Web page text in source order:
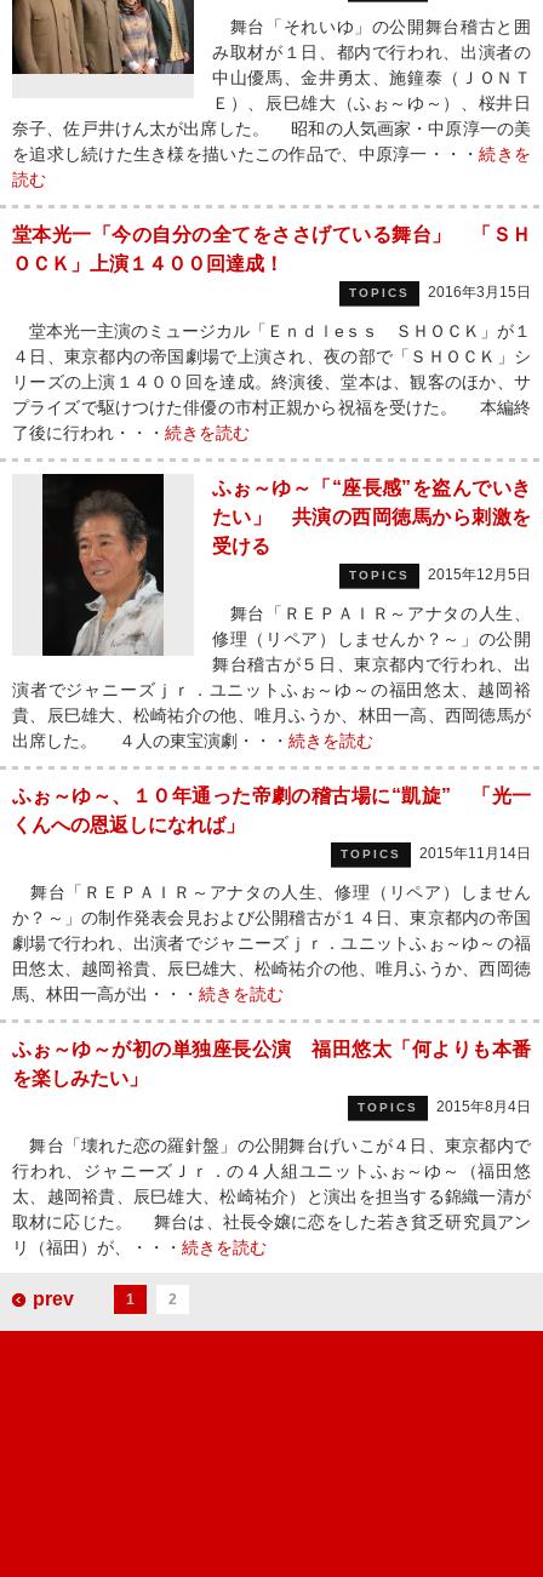
舞台「それいゆ」の公開舞台稽古と囲
み取材が１日、都内で行われ、出演者の
中山優馬、金井勇太、施鐘泰（ＪＯＮＴ
Ｅ）、辰巳雄大（ふぉ～ゆ～）、桜井日
奈子、佐戸井けん太が出席した。 昭和の人気画家・中原淳一の美
を追求し続けた生き様を描いたこの作品で、中原淳一・・・続きを
読む
堂本光一「今の自分の全てをささげている舞台」 「ＳＨ
ＯＣＫ」上演１４００回達成！
TOPICS 2016年3月15日
堂本光一主演のミュージカル「Ｅｎｄｌeｓｓ ＳＨＯＣＫ」が１
４日、東京都内の帝国劇場で上演され、夜の部で「ＳＨＯＣＫ」シ
リーズの上演１４００回を達成。終演後、堂本は、観客のほか、サ
プライズで駆けつけた俳優の市村正親から祝福を受けた。 本編終
了後に行われ・・・ 続きを読む
ふぉ～ゆ～「“座長感”を盗んでいき
たい」 共演の西岡徳馬から刺激を
受ける
TOPICS 2015年12月5日
舞台「ＲＥＰＡＩＲ～アナタの人生、
修理（リペア）しませんか？～」の公開
舞台稽古が５日、東京都内で行われ、出
演者でジャニーズｊｒ．ユニットふぉ～ゆ～の福田悠太、越岡裕
貴、辰巳雄大、松崎祐介の他、唯月ふうか、林田一高、西岡徳馬が
出席した。 ４人の東宝演劇・・・ 続きを読む
ふぉ～ゆ～、１０年通った帝劇の稽古場に“凱旋” 「光一
くんへの恩返しになれば」
TOPICS 2015年11月14日
舞台「ＲＥＰＡＩＲ～アナタの人生、修理（リペア）しません
か？～」の制作発表会見および公開稽古が１４日、東京都内の帝国
劇場で行われ、出演者でジャニーズｊｒ．ユニットふぉ～ゆ～の福
田悠太、越岡裕貴、辰巳雄大、松崎祐介の他、唯月ふうか、西岡徳
馬、林田一高が出・・・ 続きを読む
ふぉ～ゆ～が初の単独座長公演 福田悠太「何よりも本番
を楽しみたい」
TOPICS 2015年8月4日
舞台「壊れた恋の羅針盤」の公開舞台げいこが４日、東京都内で
行われ、ジャニーズＪｒ．の４人組ユニットふぉ～ゆ～（福田悠
太、越岡裕貴、辰巳雄大、松崎祐介）と演出を担当する錦織一清が
取材に応じた。 舞台は、社長令嬢に恋をした若き貧乏研究員アン
リ（福田）が、・・・ 続きを読む
prev 1 2